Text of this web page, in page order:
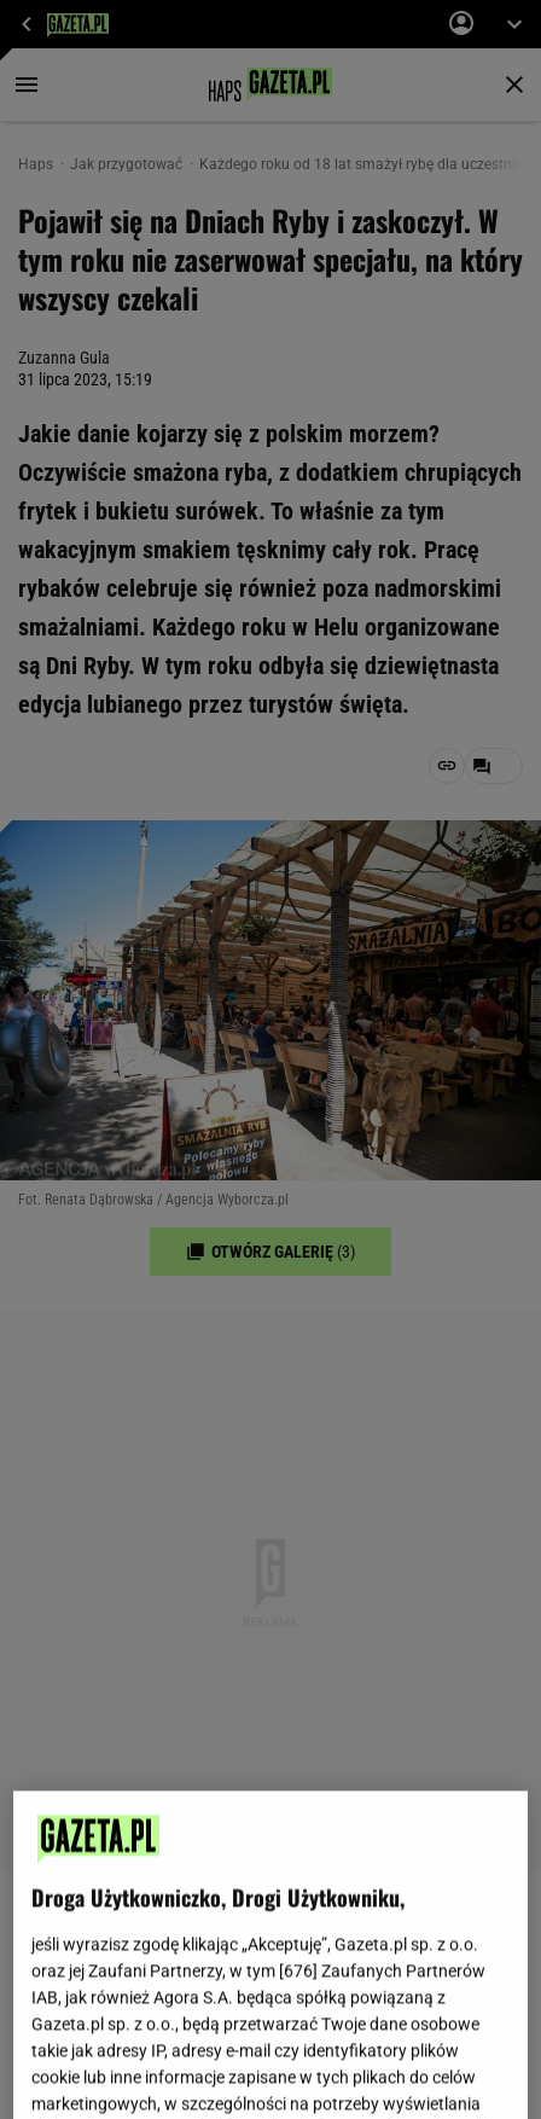
Haps Jak przygotować Każdego roku od 18 lat smażył rybę dla
Pojawił się na Dniach Ryby i zaskoczył. W
tym roku nie zaserwował specjału, na który
wszyscy czekali
Zuzanna Gula
31 lipca 2023, 15:19
Jakie danie kojarzy się z polskim morzem?
Oczywiście smażona ryba, z dodatkiem chrupiących
frytek i bukietu surówek. To właśnie za tym
wakacyjnym smakiem tęsknimy cały rok. Pracę
rybaków celebruje się również poza nadmorskimi
smażalniami. Każdego roku w Helu organizowane
są Dni Ryby. W tym roku odbyła się dziewiętnasta
edycja lubianego przez turystów święta.
Fot. Renata Dąbrowska / Agencja Wyborcza.pl
OTWÓRZ GALERIĘ (3)
zobowiązany co najmniej raz odwiedzić lokalną
smażalnię. O takie postanowienie nietrudno, gdy po
wielogodzinnym plażowaniu do naszych nozdrzy
dociera charakterystyczny zapachsmażonej ryby
Turystów nie odstraszają nawet
Droga Użytkowniczko, Drogi Użytkowniku,
jeśli wyrazisz zgodę klikając „Akceptuję”, Gazeta.pl sp. z o.o.
oraz jej Zaufani Partnerzy, w tym [676] Zaufanych Partnerów
IAB, jak również Agora S.A. będąca spółką powiązaną z
Gazeta.pl sp. z o.o., będą przetwarzać Twoje dane osobowe
takie jak adresy IP, adresy e-mail czy identyfikatory plików
cookie lub inne informacje zapisane w tych plikach do celów
marketingowych, w szczególności na potrzeby wyświetlania